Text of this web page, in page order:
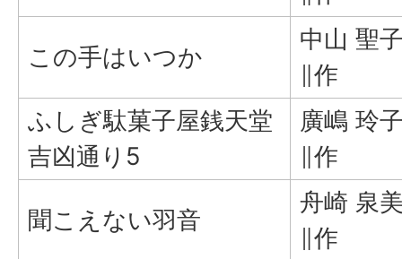
この手はいつか
中山 聖
∥作
ふしぎ駄菓子屋銭天堂
吉凶通り5
廣嶋 玲
∥作
聞こえない羽音
舟崎 泉
∥作